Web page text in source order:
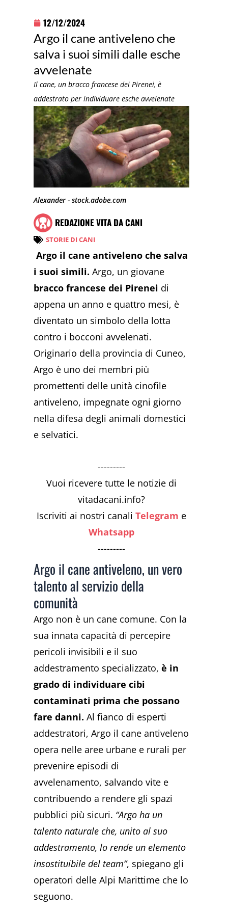
12/12/2024
Argo il cane antiveleno che
salva i suoi simili dalle esche
avvelenate
Il cane, un bracco francese dei Pirenei, è
addestrato per individuare esche avvelenate
Alexander - stock.adobe.com
REDAZIONE VITA DA CANI
STORIE DI CANI
Argo il cane antiveleno che salva
i suoi simili.Argo, un giovane
bracco francese dei Pirenei di
appena un anno e quattro mesi, è
diventato un simbolo della lotta
contro i bocconi avvelenati.
Originario della provincia di Cuneo,
Argo è uno dei membri più
promettenti delle unità cinofile
antiveleno, impegnate ogni giorno
nella difesa degli animali domestici
e selvatici.
---------
Vuoi ricevere tutte le notizie di
vitadacani.info?
Iscriviti ai nostri canaliTelegram e
Whatsapp
---------
Argo il cane antiveleno, un vero
talento al servizio della
comunità
Argo non è un cane comune. Con la
sua innata capacità di percepire
pericoli invisibili e il suo
addestramento specializzato,è in
grado di individuare cibi
contaminati prima che possano
fare danni. Al fianco di esperti
addestratori, Argo il cane antiveleno
opera nelle aree urbane e rurali per
prevenire episodi di
avvelenamento, salvando vite e
contribuendo a rendere gli spazi
pubblici più sicuri. “Argo ha un
talento naturale che, unito al suo
addestramento, lo rende un elemento
insostituibile del team”, spiegano gli
operatori delle Alpi Marittime che lo
seguono.